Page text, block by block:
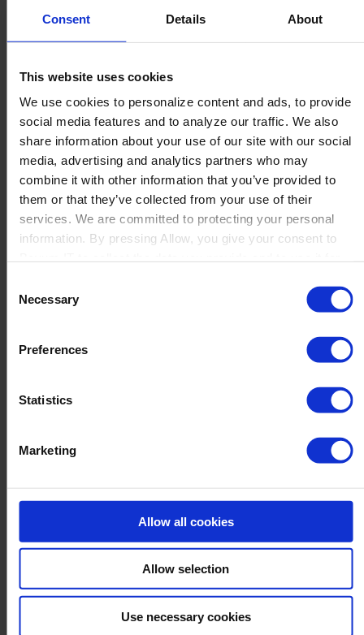
Consent Details About
This website uses cookies
We use cookies to personalize content and ads, to provide
social media features and to analyze our traffic. We also
share information about your use of our site with our social
media, advertising and analytics partners who may
combine it with other information that you’ve provided to
them or that they’ve collected from your use of their
services. We are committed to protecting your personal
information. By pressing Allow, you give your consent to
withdraw your consent at any time
Selection
Necessary
Preferences
Statistics
Marketing
Allow all cookies
Allow selection
Use necessary cookies
Unternehmens (CSR) gegenüber
unserem Team und den Gemeinden
Wir möchten einen positiven Einfluss auf unsere
Gemeinschaften haben, indem wir uns auch an lokalen
Initiativen beteiligen und jährliche Spenden an
Nichtregierungsorganisationen wie die Hospital Clowns
leisten, die in Dänemark behandlungsbedürftige Kinder
besuchen. Gleichzeitig sind wir bestrebt, allen, die an
unseren Aktivitäten beteiligt sind, einen gesunden und
sicheren Arbeitsplatz zu bieten. Gesundheit und Sicherheit
umfassen psychisches Wohlbefinden, Sicherheit bei der
Arbeitsumgebung und Unfallverhütung. Wir erwarten von
allen Mitarbeitern, dass sie die in unserer Geschäftsethik
befolgen. Wir tolerieren keinerlei Diskriminierung oder
Nachhaltigkeitsziele: